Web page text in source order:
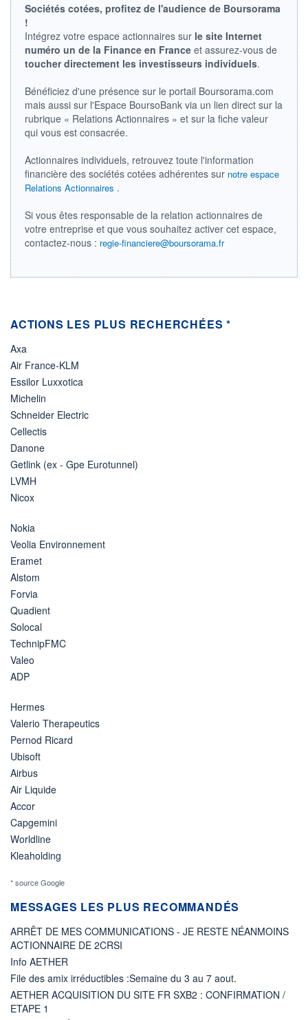
0,0000 0,0000
RENDEMENT
ESTIMÉ 2026
-
PER ESTIMÉ
2026
-
-
ÉLIGIBILITÉ
Non éligible
Boursobank
+ PORTEFEUILLE + LISTE
Sociétés cotées, profitez de l'audience de Boursorama
!
Intégrez votre espace actionnaires sur le site Internet
numéro un de la Finance en France et assurez-vous de
toucher directement les investisseurs individuels.
Bénéficiez d'une présence sur le portail Boursorama.com
mais aussi sur l'Espace BoursoBank via un lien direct sur la
rubrique « Relations Actionnaires » et sur la fiche valeur
qui vous est consacrée.
Actionnaires individuels, retrouvez toute l'information
financière des sociétés cotées adhérentes sur notre espace
Relations Actionnaires .
Si vous êtes responsable de la relation actionnaires de
votre entreprise et que vous souhaitez activer cet espace,
contactez-nous : regie-financiere@boursorama.fr
ACTIONS LES PLUS RECHERCHÉES *
Axa
Air France-KLM
Essilor Luxxotica
Michelin
Schneider Electric
Cellectis
Danone
Getlink (ex - Gpe Eurotunnel)
LVMH
Nicox
Nokia
Veolia Environnement
Eramet
Alstom
Forvia
Quadient
Solocal
TechnipFMC
Valeo
ADP
Hermes
Valerio Therapeutics
Pernod Ricard
Ubisoft
Airbus
Air Liquide
Accor
Capgemini
Worldline
Kleaholding
* source Google
MESSAGES LES PLUS RECOMMANDÉS
ARRÊT DE MES COMMUNICATIONS - JE RESTE NÉANMOINS
ACTIONNAIRE DE 2CRSI
Info AETHER
File des amix irréductibles :Semaine du 3 au 7 aout.
AETHER ACQUISITION DU SITE FR SXB2 : CONFIRMATION /
ETAPE 1